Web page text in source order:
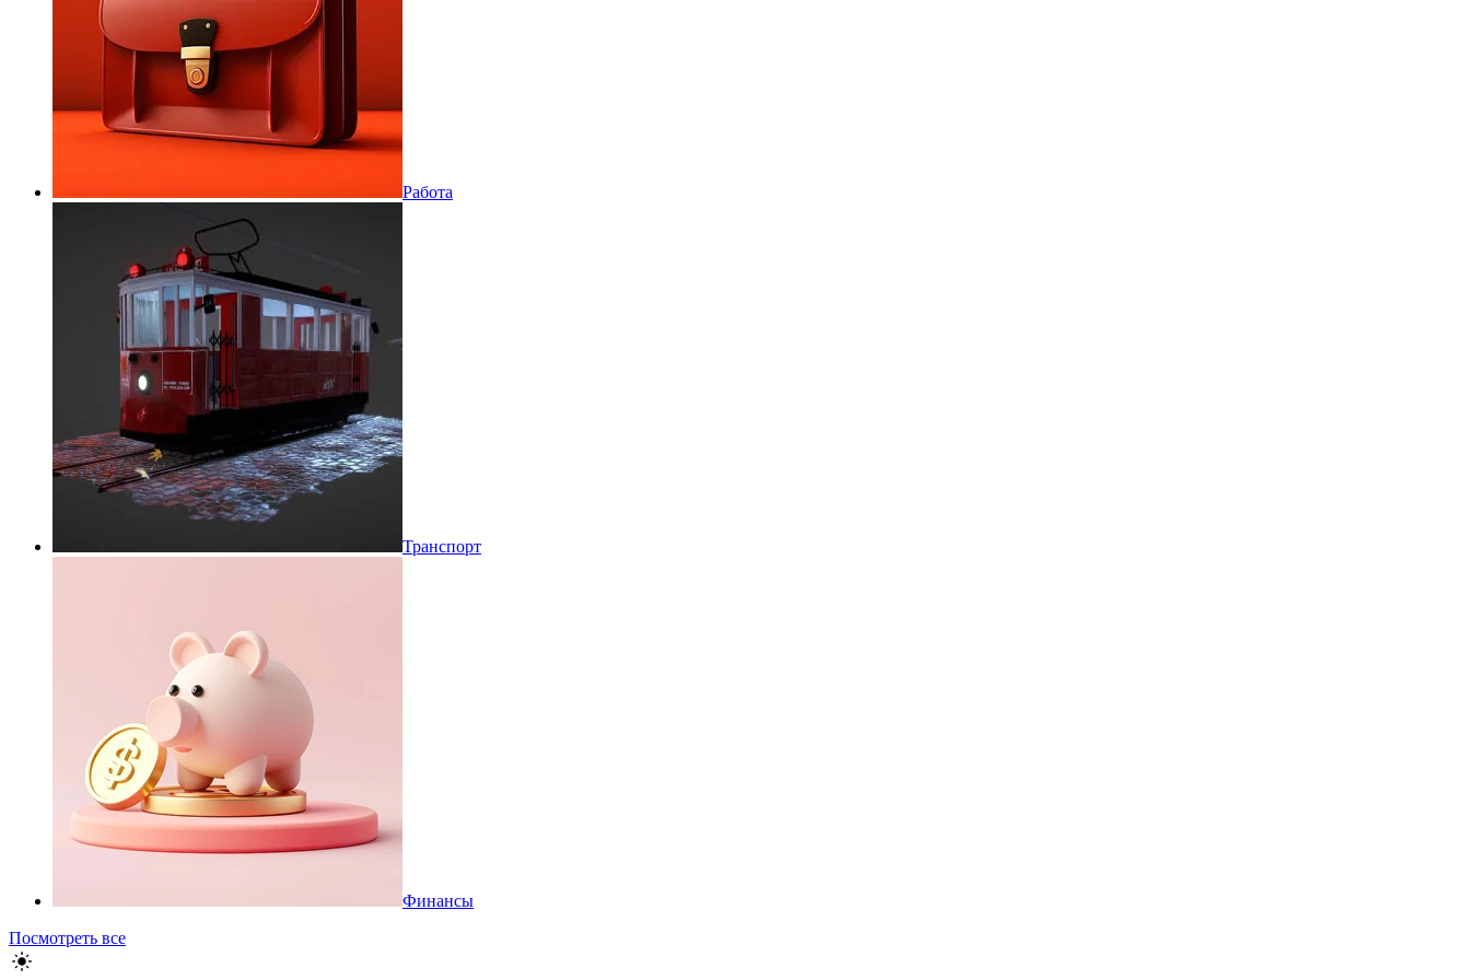
Работа
Транспорт
Финансы
Посмотреть все